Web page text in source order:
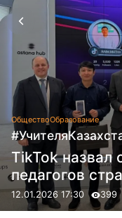
ОбществоОбразование
TikTok
педагогов
12.01.2026 17:30 399